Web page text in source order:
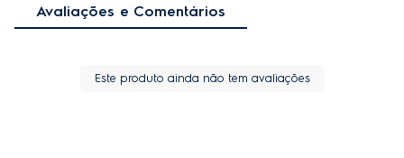
Avaliações e Comentários
Este produto ainda não tem avaliações